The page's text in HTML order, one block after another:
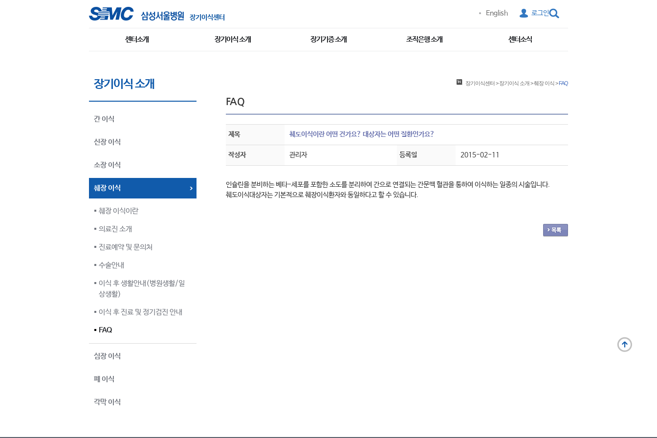
장기이식센터
English 로그인
센터소개 장기이식 소개 장기기증 소개 조직은행 소개 센터소식
장기이식 소개
간 이식
신장 이식
소장 이식
췌장 이식
췌장 이식이란
의료진 소개
진료예약 및 문의처
수술안내
이식 후 생활안내(병원생활/일
상생활)
이식 후 진료 및 정기검진 안내
FAQ
심장 이식
폐 이식
각막 이식
장기이식센터>장기이식 소개>췌장 이식>FAQ
FAQ
제목 췌도이식이란 어떤 건가요? 대상자는 어떤 질환인가요?
작성자 관리자 등록일 2015-02-11
인슐린을 분비하는 베타-세포를 포함한 소도를 분리하여 간으로 연결되는 간문맥 혈관을 통하여 이식하는 일종의 시술입니다.
췌도이식대상자는 기본적으로 췌장이식환자와 동일하다고 할 수 있습니다.